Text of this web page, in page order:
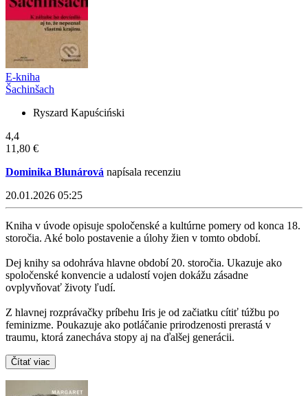
E-kniha
Šachinšach
Ryszard Kapuściński
4,4
11,80 €
Dominika Blunárová napísala recenziu
20.01.2026 05:25
Kniha v úvode opisuje spoločenské a kultúrne pomery od konca 18.
storočia. Aké bolo postavenie a úlohy žien v tomto období.
Dej knihy sa odohráva hlavne období 20. storočia. Ukazuje ako
spoločenské konvencie a udalostí vojen dokážu zásadne
ovplyvňovať životy ľudí.
Z hlavnej rozprávačky príbehu Iris je od začiatku cítiť túžbu po
feminizme. Poukazuje ako potláčanie prirodzenosti prerastá v
traumu, ktorá zanecháva stopy aj na ďalšej generácii.
Čítať viac